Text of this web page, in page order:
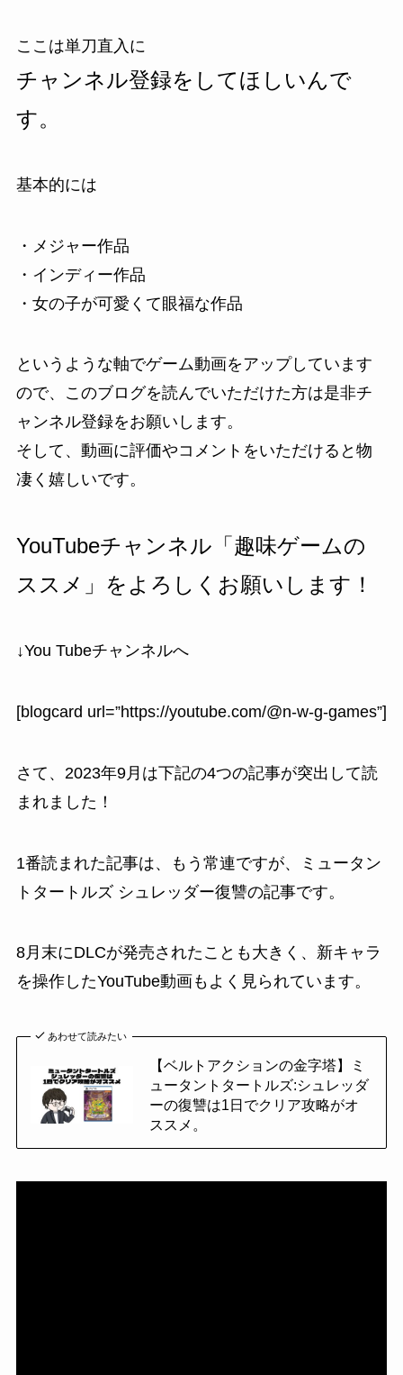
ここは単刀直入に
チャンネル登録をしてほしいんで
す。
基本的には
・メジャー作品
・インディー作品
・女の子が可愛くて眼福な作品
というような軸でゲーム動画をアップしています
ので、このブログを読んでいただけた方は是非チ
ャンネル登録をお願いします。
そして、動画に評価やコメントをいただけると物
凄く嬉しいです。
YouTubeチャンネル「趣味ゲームの
ススメ」をよろしくお願いします！
↓You Tubeチャンネルへ
[blogcard url=”https://youtube.com/@n-w-g-games”]
さて、2023年9月は下記の4つの記事が突出して読
まれました！
1番読まれた記事は、もう常連ですが、
ミュータン
トタートルズ シュレッダー復讐の記事です。
8月末にDLCが発売されたことも大きく、新キャラ
を操作したYouTube動画もよく見られています。
あわせて読みたい
【ベルトアクションの金字塔】ミ
ュータントタートルズ:シュレッダ
ーの復讐は1日でクリア攻略がオ
ススメ。